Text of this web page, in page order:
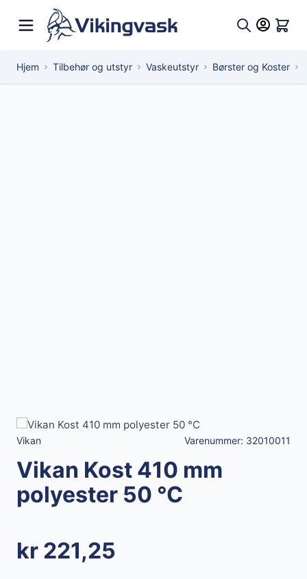
Hopp til innhold
Hjem Tilbehør og utstyr Vaskeutstyr Børster og Koster
Vikan Varenummer: 32010011
Vikan Kost 410 mm
polyester 50 °C
kr 221,25